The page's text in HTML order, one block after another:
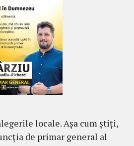
locale. Așa cum știți,
de primar general al